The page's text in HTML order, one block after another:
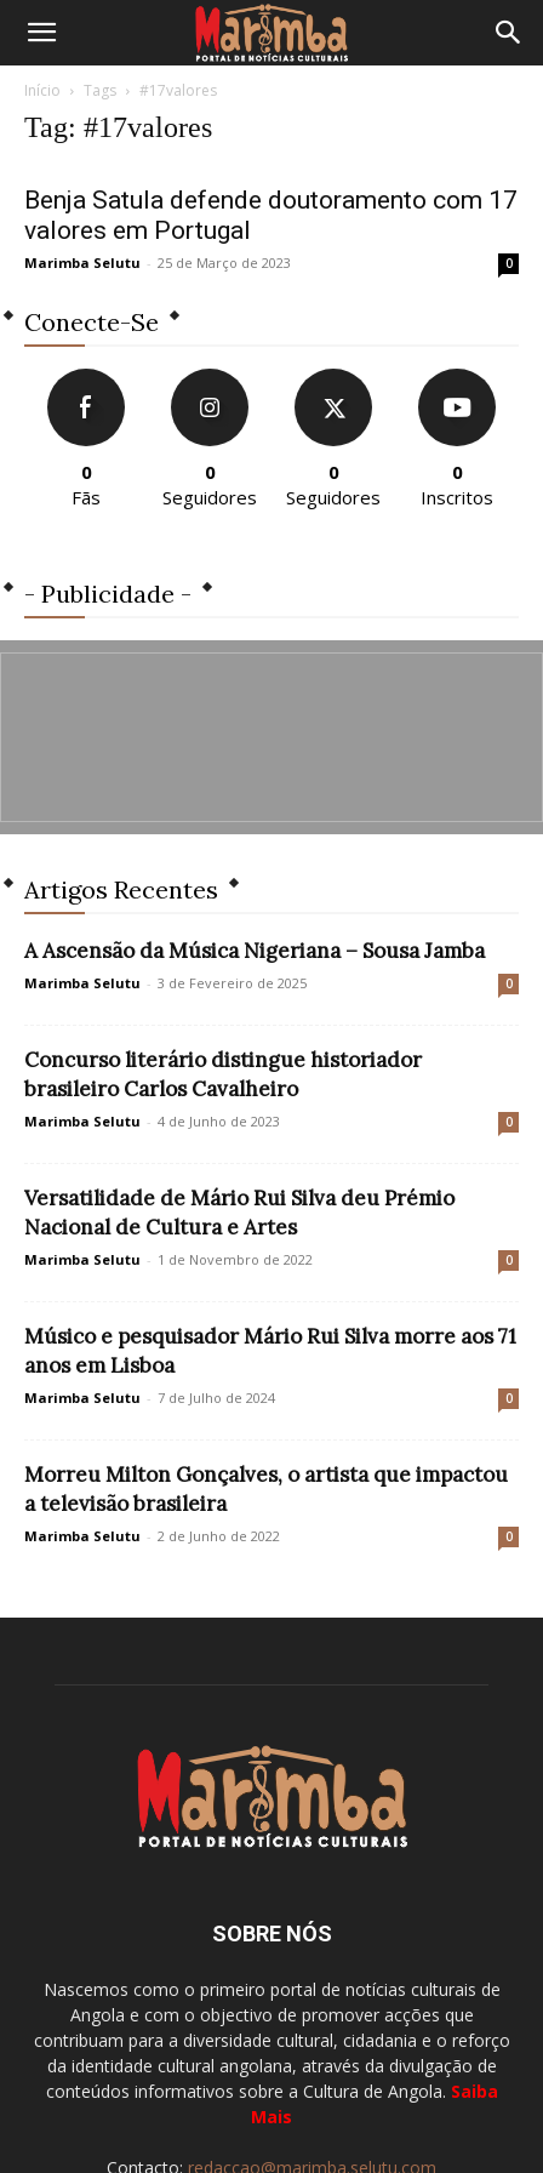
Início Tags #17valores
Tag: #17valores
Benja Satula defende doutoramento com 17
valores em Portugal
Marimba Selutu - 25 de Março de 2023 0
Conecte-Se
0
Fãs
0
Seguidores
0
Seguidores
0
Inscritos
- Publicidade -
Artigos Recentes
A Ascensão da Música Nigeriana – Sousa Jamba
Marimba Selutu - 3 de Fevereiro de 2025 0
Concurso literário distingue historiador
brasileiro Carlos Cavalheiro
Marimba Selutu - 4 de Junho de 2023 0
Versatilidade de Mário Rui Silva deu Prémio
Nacional de Cultura e Artes
Marimba Selutu - 1 de Novembro de 2022 0
Músico e pesquisador Mário Rui Silva morre aos 71
anos em Lisboa
Marimba Selutu - 7 de Julho de 2024 0
Morreu Milton Gonçalves, o artista que impactou
a televisão brasileira
Marimba Selutu - 2 de Junho de 2022 0
SOBRE NÓS
Nascemos como o primeiro portal de notícias culturais de
Angola e com o objectivo de promover acções que
contribuam para a diversidade cultural, cidadania e o reforço
da identidade cultural angolana, através da divulgação de
conteúdos informativos sobre a Cultura de Angola. Saiba
Mais
Contacto: redaccao@marimba.selutu.com